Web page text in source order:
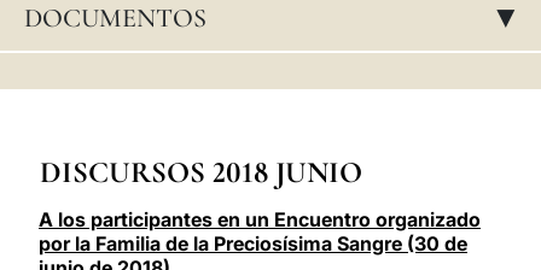
DOCUMENTOS ▸
DISCURSOS 2018 JUNIO
A los participantes en un Encuentro organizado
por la Familia de la Preciosísima Sangre (30 de